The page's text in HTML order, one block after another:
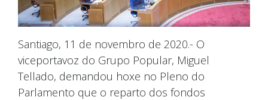
Santiago, 11 de novembro de 2020.- O
viceportavoz do Grupo Popular, Miguel
Tellado, demandou hoxe no Pleno do
Parlamento que o reparto dos fondos